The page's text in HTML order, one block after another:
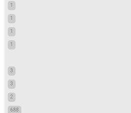
1
1
1
1
3
3
2
688